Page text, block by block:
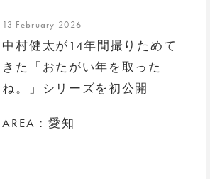
13 February 2026
中村健太が14年間撮りためて
きた「おたがい年を取った
ね。」シリーズを初公開
AREA：愛知